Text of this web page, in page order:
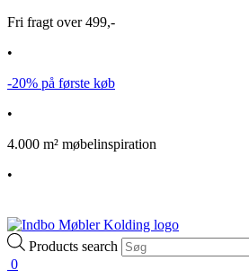
Fri fragt over 499,-
•
-20% på første køb
•
4.000 m² møbelinspiration
•
Products search
0